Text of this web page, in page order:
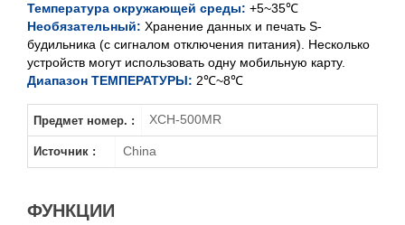
Температура окружающей среды: +5~35℃
Необязательный: Хранение данных и печать S-
будильника (с сигналом отключения питания). Несколько
устройств могут использовать одну мобильную карту.
Диапазон ТЕМПЕРАТУРЫ: 2℃~8℃
Предмет номер. : XCH-500MR
Источник : China
ФУНКЦИИ